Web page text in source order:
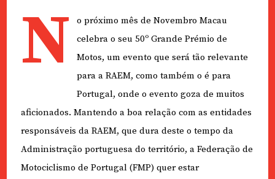
N
o próximo mês de Novembro Macau
celebra o seu 50º Grande Prémio de
Motos, um evento que será tão relevante
para a RAEM, como também o é para
Portugal, onde o evento goza de muitos
aficionados. Mantendo a boa relação com as entidades
responsáveis da RAEM, que dura deste o tempo da
Administração portuguesa do território, a Federação de
Motociclismo de Portugal (FMP) quer estar